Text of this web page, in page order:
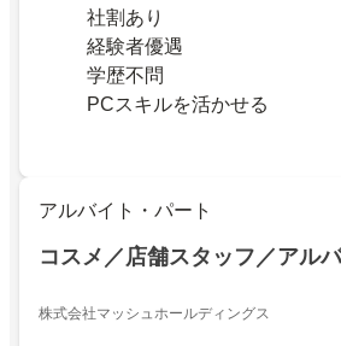
社割あり
経験者優遇
学歴不問
PCスキルを活かせる
アルバイト・パート
コスメ／店舗スタッフ／アル
株式会社マッシュホールディングス